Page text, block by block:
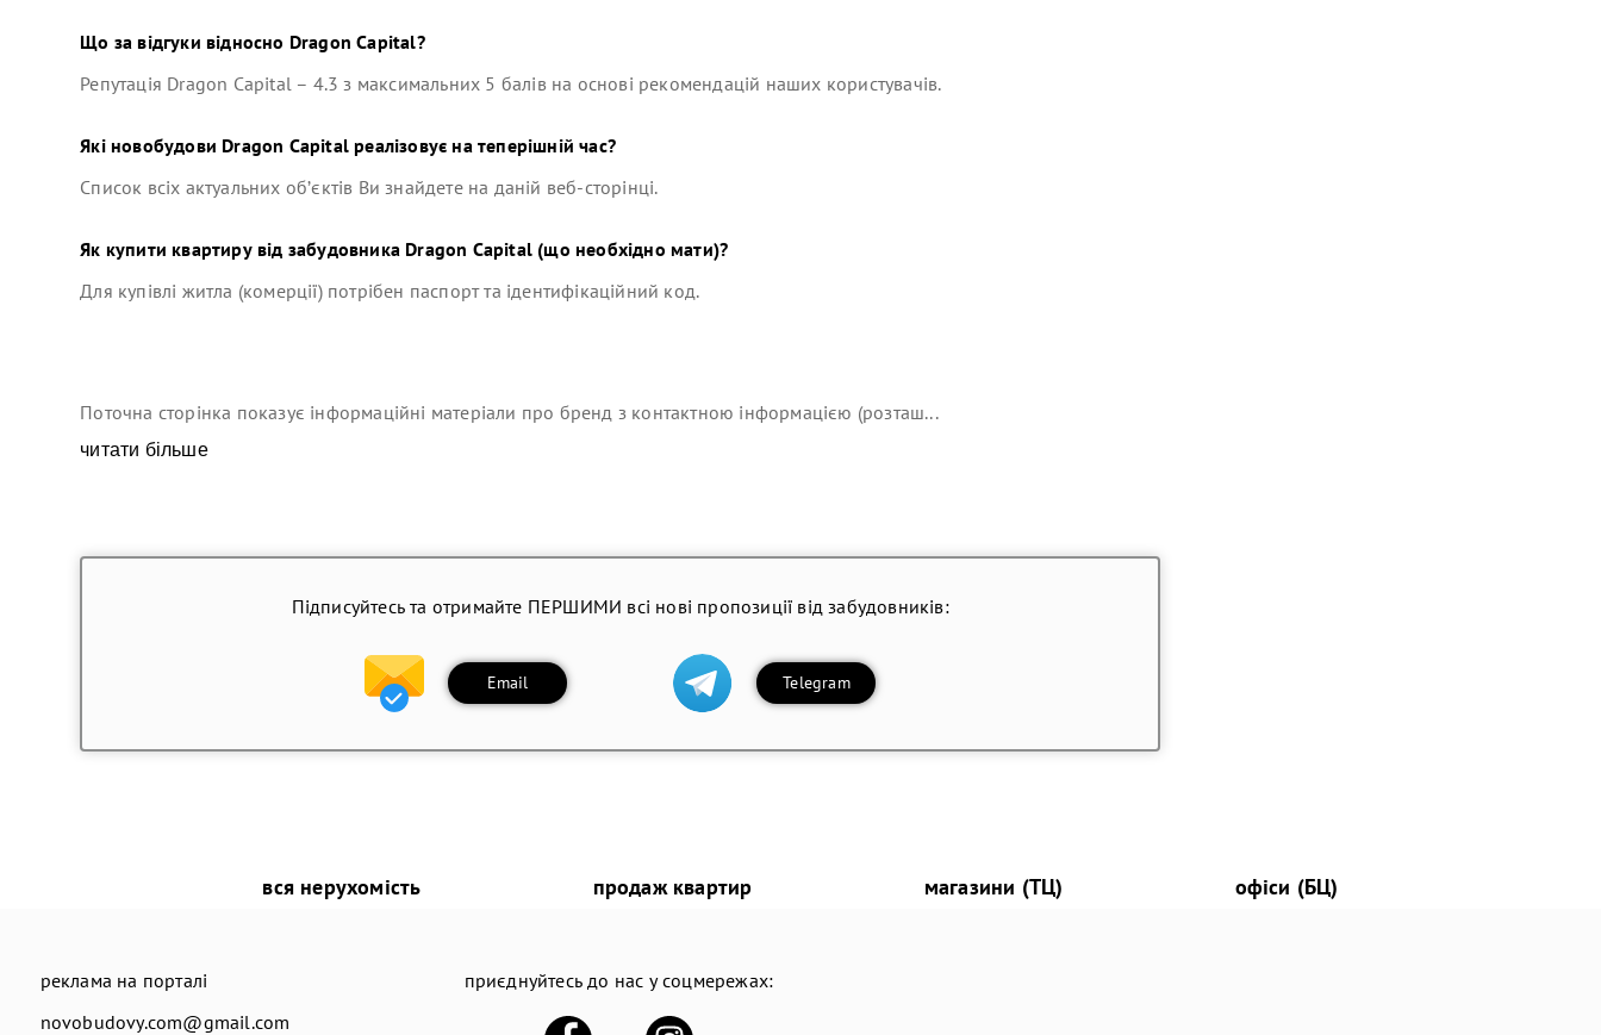
Що за відгуки відносно Dragon Capital?
Репутація Dragon Capital – 4.3 з максимальних 5 балів на основі рекомендацій наших користувачів.
Які новобудови Dragon Capital реалізовує на теперішній час?
Список всіх актуальних об’єктів Ви знайдете на даній веб-сторінці.
Як купити квартиру від забудовника Dragon Capital (що необхідно мати)?
Для купівлі житла (комерції) потрібен паспорт та ідентифікаційний код.
Поточна сторінка показує інформаційні матеріали про бренд з контактною інформацією (розташ...
читати більше
Підписуйтесь та отримайте ПЕРШИМИ всі нові пропозиції від забудовників:
Email Telegram
вся нерухомість продаж квартир магазини (ТЦ) офіси (БЦ)
реклама на порталі
novobudovy.com@gmail.com
приєднуйтесь до нас у соцмережах: